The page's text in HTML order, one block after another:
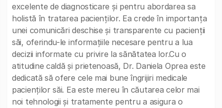
excelente de diagnosticare și pentru abordarea sa
holistă în tratarea pacienților. Ea crede în importanța
unei comunicări deschise și transparente cu pacienții
săi, oferindu-le informațiile necesare pentru a lua
decizii informate cu privire la sănătatea lor.Cu o
atitudine caldă și prietenoasă, Dr. Daniela Oprea este
dedicată să ofere cele mai bune îngrijiri medicale
pacienților săi. Ea este mereu în căutarea celor mai
noi tehnologii și tratamente pentru a asigura o